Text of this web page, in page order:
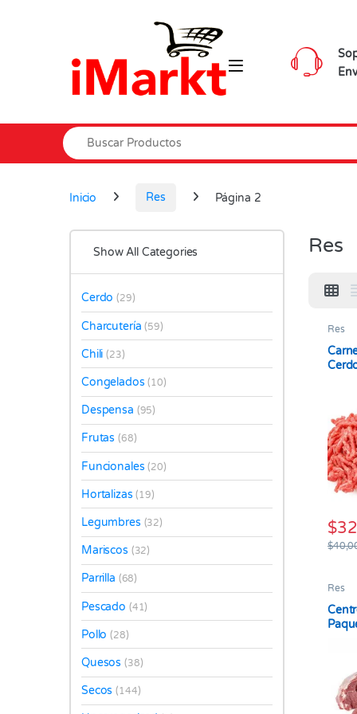
Search for:
Inicio Res Página 2
Res
Res
$
$
Res
Show All Categories
Cerdo(29)
Charcutería(59)
Chili(23)
Congelados(10)
Despensa (95)
Frutas(68)
Funcionales(20)
Hortalizas(19)
Legumbres (32)
Mariscos (32)
Parrilla (68)
Pescado (41)
Pollo(28)
Quesos(38)
Secos(144)